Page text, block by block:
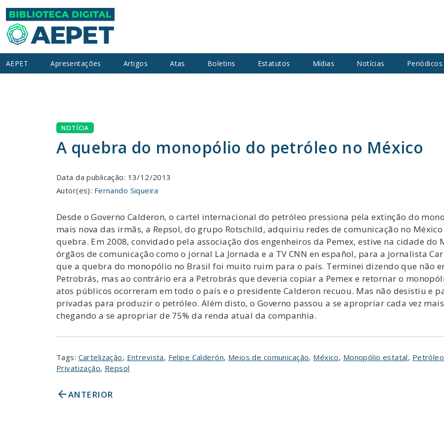
AEPET Apresentações Artigos Atas Boletins Estatutos Mídias Notícias Periódicos
NOTÍCIA
A quebra do monopólio do petróleo no México
Data da publicação: 13/12/2013
Autor(es): Fernando Siqueira
Desde o Governo Calderon, o cartel internacional do petróleo pressiona pela extinção do
mais nova das irmãs, a Repsol, do grupo Rotschild, adquiriu redes de comunicação no
quebra. Em 2008, convidado pela associação dos engenheiros da Pemex, estive na cidade do
órgãos de comunicação como o jornal La Jornada e a TV CNN en español, para a jornalista
que a quebra do monopólio no Brasil foi muito ruim para o país. Terminei dizendo que não
Petrobrás, mas ao contrário era a Petrobrás que deveria copiar a Pemex e retornar o
atos públicos ocorreram em todo o país e o presidente Calderon recuou. Mas não desistiu e
privadas para produzir o petróleo. Além disto, o Governo passou a se apropriar cada vez
chegando a se apropriar de 75% da renda atual da companhia.
Tags: Cartelização, Entrevista, Felipe Calderón, Meios de comunicação, México, Monopólio estatal, Petróleo
Privatização, Repsol
arrow_backANTERIOR